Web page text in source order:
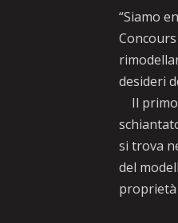
“Siamo
desideri
Il primo
si trova
del
proprietà